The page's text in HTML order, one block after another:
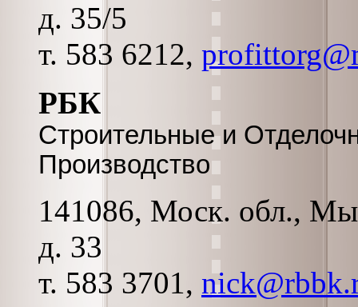
д. 35/5
т. 583 6212,
РБК
Строительные и
Производство
141086, Моск. обл.,
д. 33
т. 583 3701,